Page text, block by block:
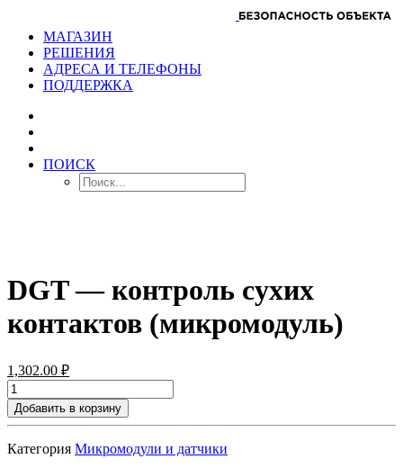
МАГАЗИН
РЕШЕНИЯ
АДРЕСА И ТЕЛЕФОНЫ
ПОДДЕРЖКА
ПОИСК
DGT — контроль сухих
контактов (микромодуль)
1,302.00 ₽
Добавить в корзину
Категория Микромодули и датчики